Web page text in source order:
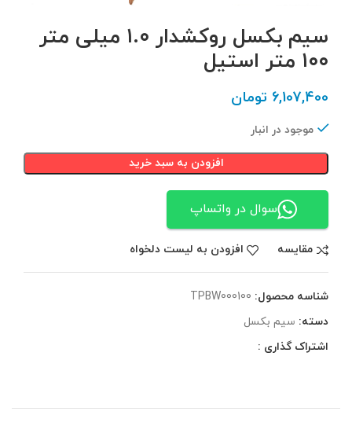
سیم بکسل روکشدار ۱.۰ میلی متر
۱۰۰ متر استیل
6,107,400 تومان
موجود در انبار
افزودن به سبد خرید
سوال در واتساپ
مقایسه افزودن به لیست دلخواه
شناسه محصول: TPBW000100
دسته: سیم بکسل
اشتراک گذاری :